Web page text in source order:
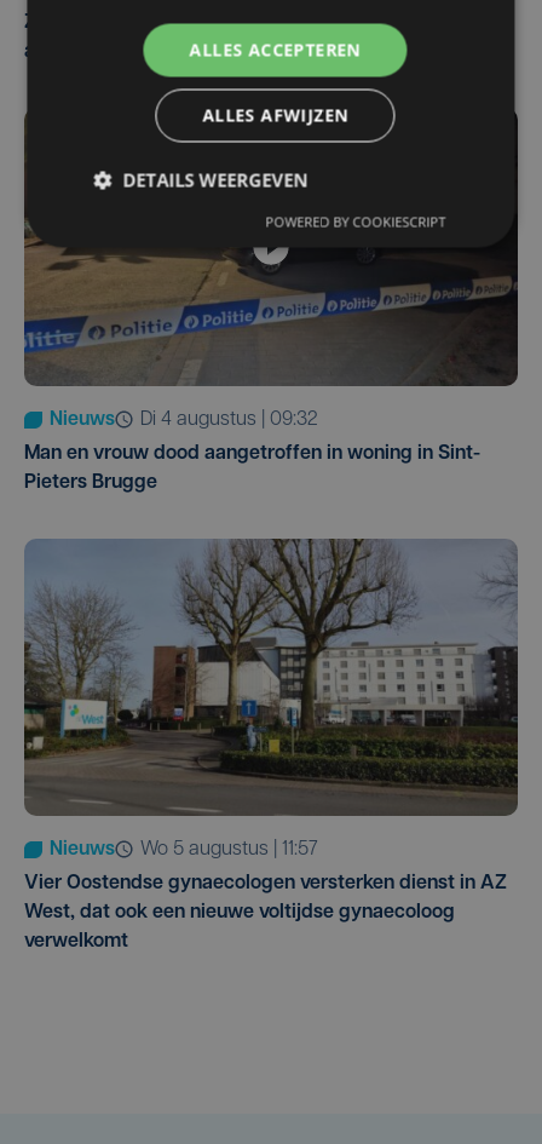
Zwaar ongeval op E403 in Izegem: drie rijstroken
afgesloten
Nieuws
di 4 augustus | 09:32
Man en vrouw dood aangetroffen in woning in Sint-
Pieters Brugge
Nieuws
wo 5 augustus | 11:57
Vier Oostendse gynaecologen versterken dienst in AZ
West, dat ook een nieuwe voltijdse gynaecoloog
verwelkomt
ALLES ACCEPTEREN
ALLES AFWIJZEN
DETAILS WEERGEVEN
POWERED BY COOKIESCRIPT